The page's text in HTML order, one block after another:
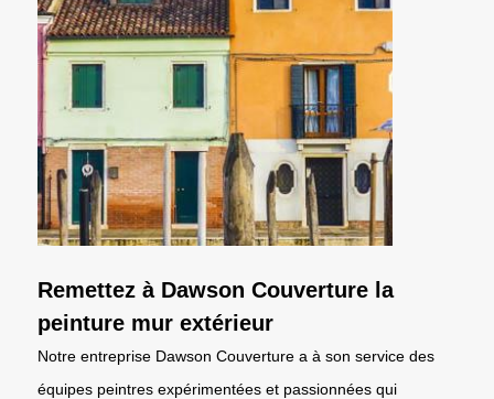
Remettez à Dawson Couverture la
peinture mur extérieur
Notre entreprise Dawson Couverture a à son service des
équipes peintres expérimentées et passionnées qui